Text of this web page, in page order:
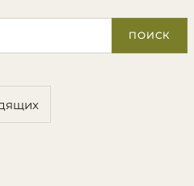
ПОИСК